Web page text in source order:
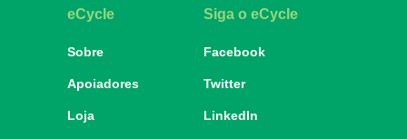
eCycle
Sobre
Apoiadores
Loja
Siga o eCycle
Facebook
Twitter
LinkedIn